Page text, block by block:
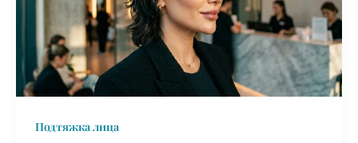
Подтяжка лица
Турции:
мнения
пациентов
2026
года
реальные